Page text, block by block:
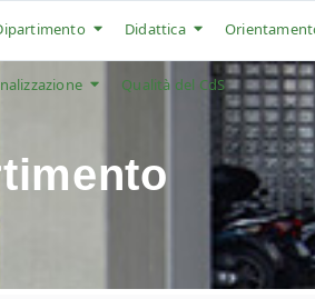
Didattica
Qualità del CdS